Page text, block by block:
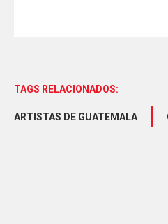
TAGS RELACIONADOS:
ARTISTAS DE GUATEMALA